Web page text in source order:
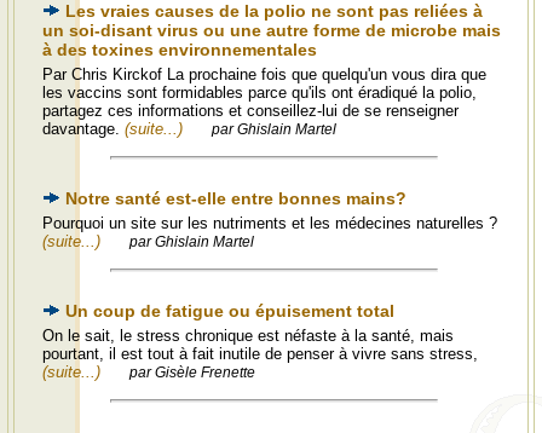
Les vraies causes de la polio ne sont pas reliées à
un soi-disant virus ou une autre forme de microbe mais
à des toxines environnementales
Par Chris Kirckof La prochaine fois que quelqu'un vous dira que
les vaccins sont formidables parce qu'ils ont éradiqué la polio,
partagez ces informations et conseillez-lui de se renseigner
davantage. (suite...) par Ghislain Martel
Notre santé est-elle entre bonnes mains?
Pourquoi un site sur les nutriments et les médecines naturelles ?
(suite...)
par Ghislain Martel
Un coup de fatigue ou épuisement total
On le sait, le stress chronique est néfaste à la santé, mais
pourtant, il est tout à fait inutile de penser à vivre sans stress,
(suite...)
par Gisèle Frenette